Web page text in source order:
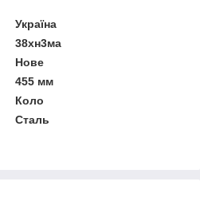
Україна
38хн3ма
Нове
455 мм
Коло
Сталь